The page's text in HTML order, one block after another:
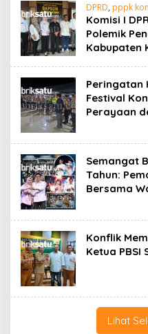
DPRD, pppk
Komisi I
Polemik
Kabupaten
Peringatan
Festival
Perayaan
Semangat
Tahun:
Bersama
Konflik
Ketua
Lihat